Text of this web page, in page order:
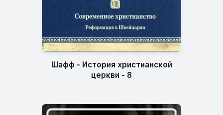
Шафф - История христианской
церкви - 8